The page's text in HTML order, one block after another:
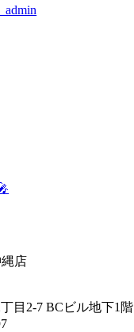
目2-7 BCビル地下1階